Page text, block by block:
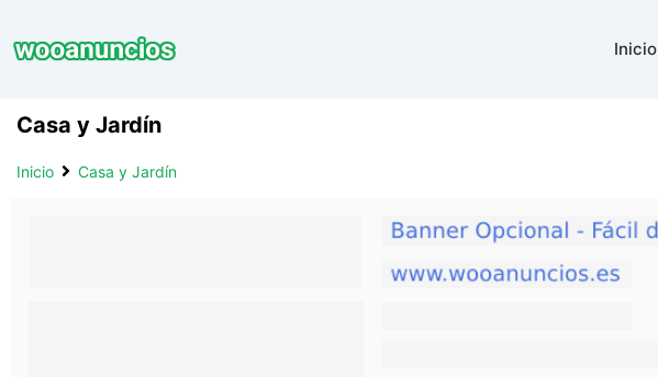
Inicio
Casa y Jardí­n
Inicio Casa y Jardí­n